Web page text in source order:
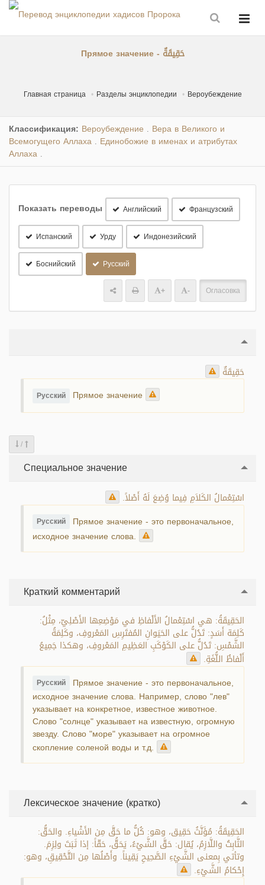
Прямое значение - حَقِيقَةٌ
Главная страница Разделы энциклопедии Вероубеждение
Классификация: Вероубеждение Вера в Великого и
Всемогущего Аллаха Единобожие в именах и атрибутах
Аллаха
Показать переводы Английский Французский
Испанский Урду Индонезийский
Боснийский Русский
+ - Огласовка
حَقِيقَةٌ
Русский Прямое значение
/
Специальное значение
اسْتِعْمالُ الكَلاَمِ فِيما وُضِعَ لَهُ أَصْلاً.
Русский Прямое значение - это первоначальное,
исходное значение слова.
Краткий комментарий
الحَقِيقَةُ: هي اسْتِعْمالُ الأَلْفاظِ في مَوْضِعِها الأَصْلِيّ، مِثْلُ:
كَلِمَة أَسَدٍ: تَدُلُّ على الحَيَوانِ المُفتَرِسِ المَعْروفِ، وكَلِمَةُ
الشَّمْسِ: تَدُلُّ على الكَوْكَبِ العَظِيمِ المَعْروفِ، وهكذا جَمِيعُ
أَلْفاظُ اللُّغَةِ.
Русский Прямое значение - это первоначальное,
исходное значение слова. Например, слово "лев"
указывает на конкретное, известное животное.
Слово "солнце" указывает на известную, огромную
звезду. Слово "море" указывает на огромное
скопление соленой воды и т.д.
Лексическое значение (кратко)
الحَقِيقَةُ: مُؤَنَّثُ حَقِيق، وهو: كُلُّ ما حَقَّ مِن الأَشْياءِ. والحَقُّ:
الثَّابِتُ واللَّازِمُ، يُقال: حَقَّ الشَّيْءُ، يَحَقُّ، حَقّاً: إذا ثَبَتَ ولِزِمَ.
وتأتي بِمعنى الشَّيْءِ الصَّحِيحِ يَقِيناً. وأَصْلُها مِن التَّحْقِيقِ، وهو:
إِحْكامُ الشَّيْءِ.